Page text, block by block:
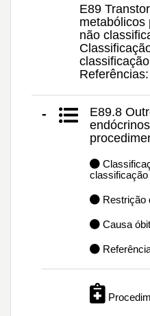
E89
metabólicos
não
-
E89.8
classificação
Restrição
Causa